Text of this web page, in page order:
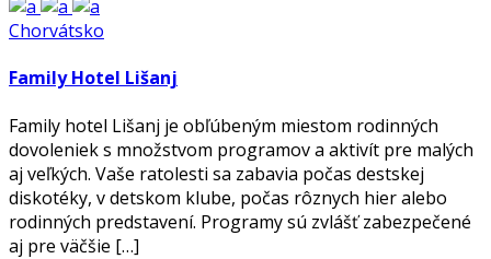
Chorvátsko
Family Hotel Lišanj
Family hotel Lišanj je obľúbeným miestom rodinných
dovoleniek s množstvom programov a aktivít pre malých
aj veľkých. Vaše ratolesti sa zabavia počas destskej
diskotéky, v detskom klube, počas rôznych hier alebo
rodinných predstavení. Programy sú zvlášť zabezpečené
aj pre väčšie […]